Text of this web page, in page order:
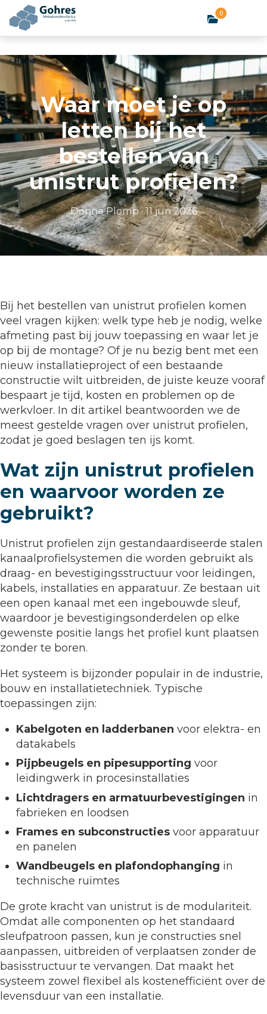
0
Home
Waar moet je op
letten bij het
bestellen van
unistrut profielen?
Donna Plomp·11 jun 2026
Bij het bestellen van unistrut profielen komen
veel vragen kijken: welk type heb je nodig, welke
afmeting past bij jouw toepassing en waar let je
op bij de montage? Of je nu bezig bent met een
nieuw installatieproject of een bestaande
constructie wilt uitbreiden, de juiste keuze vooraf
bespaart je tijd, kosten en problemen op de
werkvloer. In dit artikel beantwoorden we de
meest gestelde vragen over unistrut profielen,
zodat je goed beslagen ten ijs komt.
Wat zijn unistrut profielen
en waarvoor worden ze
gebruikt?
Unistrut profielen zijn gestandaardiseerde stalen
kanaalprofielsystemen die worden gebruikt als
draag- en bevestigingsstructuur voor leidingen,
kabels, installaties en apparatuur. Ze bestaan uit
een open kanaal met een ingebouwde sleuf,
waardoor je bevestigingsonderdelen op elke
gewenste positie langs het profiel kunt plaatsen
zonder te boren.
Het systeem is bijzonder populair in de industrie,
bouw en installatietechniek. Typische
toepassingen zijn:
Kabelgoten en ladderbanen voor elektra- en
datakabels
Pijpbeugels en pipesupporting voor
leidingwerk in procesinstallaties
Lichtdragers en armatuurbevestigingen in
fabrieken en loodsen
Frames en subconstructies voor apparatuur
en panelen
Wandbeugels en plafondophanging in
technische ruimtes
De grote kracht van unistrut is de modulariteit.
Omdat alle componenten op het standaard
sleufpatroon passen, kun je constructies snel
aanpassen, uitbreiden of verplaatsen zonder de
basisstructuur te vervangen. Dat maakt het
systeem zowel flexibel als kostenefficiënt over de
levensduur van een installatie.